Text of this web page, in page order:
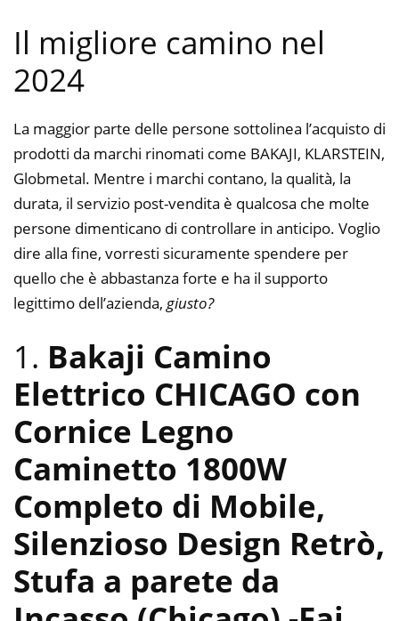
Il migliore camino nel
2024
La maggior parte delle persone sottolinea l’acquisto di
prodotti da marchi rinomati come BAKAJI, KLARSTEIN,
Globmetal. Mentre i marchi contano, la qualità, la
durata, il servizio post-vendita è qualcosa che molte
persone dimenticano di controllare in anticipo. Voglio
dire alla fine, vorresti sicuramente spendere per
quello che è abbastanza forte e ha il supporto
legittimo dell’azienda, giusto?
1. Bakaji Camino
Elettrico CHICAGO con
Cornice Legno
Caminetto 1800W
Completo di Mobile,
Silenzioso Design Retrò,
Stufa a parete da